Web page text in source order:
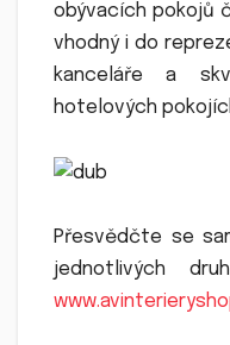
obývacích pokojů
vhodný i do
kanceláře a
hotelových
Přesvědčte se
jednotlivých